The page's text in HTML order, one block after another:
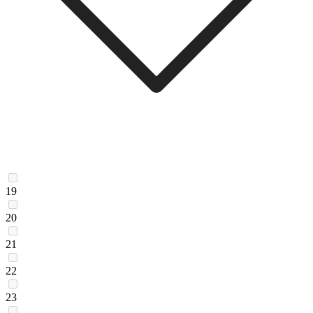
19
20
21
22
23